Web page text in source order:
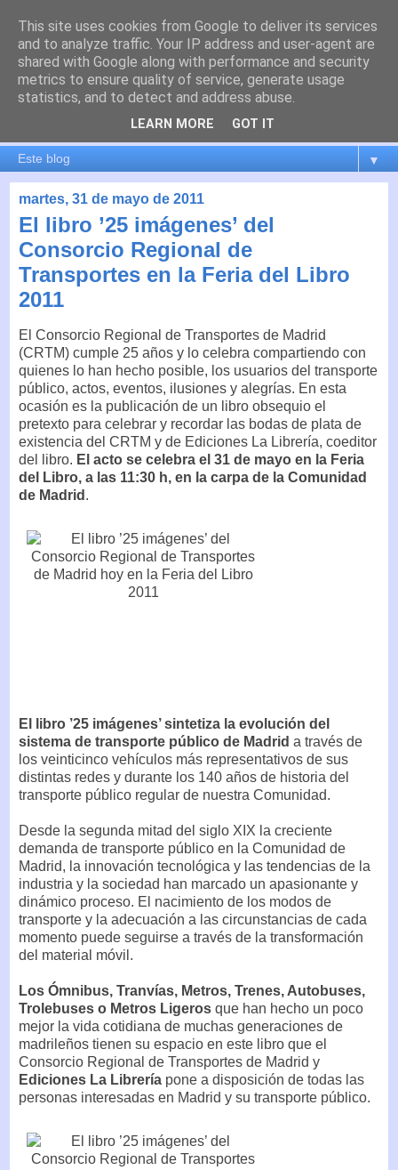
es por madrid
El blog de Madrid y su actualidad, proyectos, transporte,
movilidad, arquitectura, participación, medio ambiente,
educación, empleo, ...
▼
martes, 31 de mayo de 2011
El libro ’25 imágenes’ del
Consorcio Regional de
Transportes en la Feria del Libro
2011
El Consorcio Regional de Transportes de Madrid
(CRTM) cumple 25 años y lo celebra compartiendo con
quienes lo han hecho posible, los usuarios del transporte
público, actos, eventos, ilusiones y alegrías. En esta
ocasión es la publicación de un libro obsequio el
pretexto para celebrar y recordar las bodas de plata de
existencia del CRTM y de Ediciones La Librería, coeditor
del libro. El acto se celebra el 31 de mayo en la Feria
del Libro, a las 11:30 h, en la carpa de la Comunidad
de Madrid .
El libro ’25 imágenes’ sintetiza la evolución del
sistema de transporte público de Madrid a través de
los veinticinco vehículos más representativos de sus
distintas redes y durante los 140 años de historia del
transporte público regular de nuestra Comunidad.
Desde la segunda mitad del siglo XIX la creciente
demanda de transporte público en la Comunidad de
Madrid, la innovación tecnológica y las tendencias de la
industria y la sociedad han marcado un apasionante y
dinámico proceso. El nacimiento de los modos de
transporte y la adecuación a las circunstancias de cada
momento puede seguirse a través de la transformación
del material móvil.
Los Ómnibus, Tranvías, Metros, Trenes, Autobuses,
Trolebuses o Metros Ligeros que han hecho un poco
mejor la vida cotidiana de muchas generaciones de
madrileños tienen su espacio en este libro que el
Consorcio Regional de Transportes de Madrid y
Ediciones La Librería pone a disposición de todas las
personas interesadas en Madrid y su transporte público.
This site uses cookies from Google to deliver its services
and to analyze traffic. Your IP address and user-agent are
shared with Google along with performance and security
metrics to ensure quality of service, generate usage
statistics, and to detect and address abuse.
LEARN MORE GOT IT